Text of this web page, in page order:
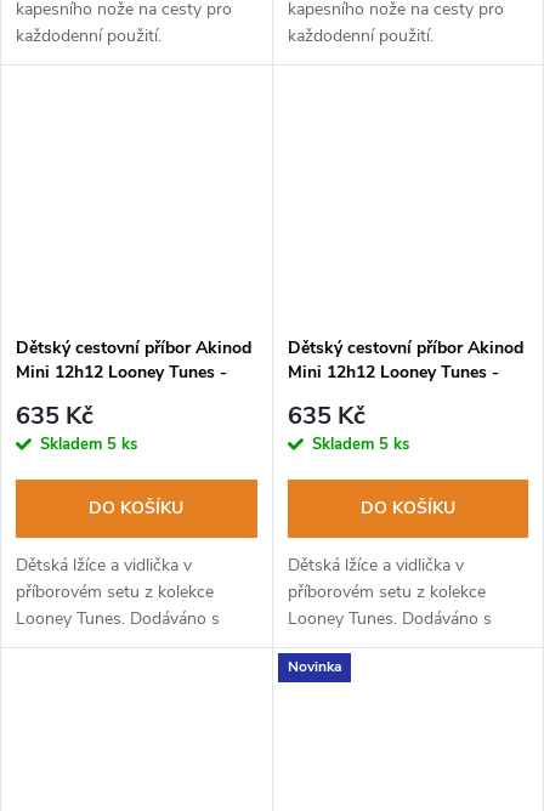
kapesního nože na cesty pro
každodenní použití.
kapesního nože na cesty pro
každodenní použití.
Dětský cestovní příbor Akinod
Mini 12h12 Looney Tunes -
635 Kč
Skladem 5 ks
DO KOŠÍKU
Dětská lžíce a vidlička v
příborovém setu z kolekce
Looney Tunes. Dodáváno s
pevným PP pouzdrem. Lze mýt
Dětský cestovní příbor Akinod
Mini 12h12 Looney Tunes -
635 Kč
Skladem 5 ks
DO KOŠÍKU
Dětská lžíce a vidlička v
příborovém setu z kolekce
Looney Tunes. Dodáváno s
pevným PP pouzdrem. Lze mýt
v myčce na nádobí.
Novinka